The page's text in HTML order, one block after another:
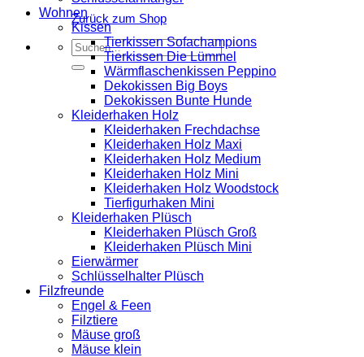
Zurück zum Shop
Suchen
nach:
Wohnen
Kissen
Tierkissen Sofachampions
Tierkissen Die Lümmel
Wärmflaschenkissen Peppino
Dekokissen Big Boys
Dekokissen Bunte Hunde
Kleiderhaken Holz
Kleiderhaken Frechdachse
Kleiderhaken Holz Maxi
Kleiderhaken Holz Medium
Kleiderhaken Holz Mini
Kleiderhaken Holz Woodstock
Tierfigurhaken Mini
Kleiderhaken Plüsch
Kleiderhaken Plüsch Groß
Kleiderhaken Plüsch Mini
Eierwärmer
Schlüsselhalter Plüsch
Filzfreunde
Engel & Feen
Filztiere
Mäuse groß
Mäuse klein